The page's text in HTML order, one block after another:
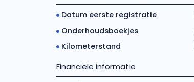
Datum eerste registratie
Onderhoudsboekjes
Kilometerstand
Financiële informatie